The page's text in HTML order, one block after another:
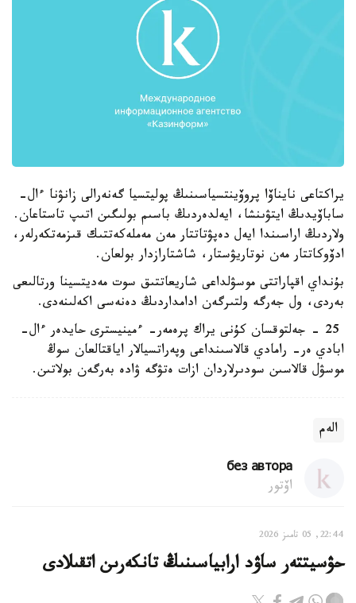
يراكتاعى نايناۆا پروۆينتسياسىنىڭ پوليتسيا گەنەرالى زانۋنا ءال-
ساباۆيدىڭ ايتۋىنشا، ايەلدەردىڭ باسىم بولىگىن اتىپ تاستاعان.
ولاردىڭ اراسىندا ايەل دەپۋتاتتار مەن مەملەكەتتىك قىزمەتكەرلەر،
ادۆوكاتتار مەن نوتاريۋستار، شاشتارازدار بولعان.
بۇنداي اقپاراتتى موسۋلداعى شاريعاتتىق سوت مەديتسينا ورتالىعى
بەردى، ول جەرگە ولتىرگەن ادامداردىڭ دەنەسى اكەلىنەدى.
25 - جەلتوقسان كۇنى يراك پرەمەر- ءمينيسترى حايدەر ءال-
ابادي ەر- رامادي قالاسىنداعى وپەراتسيالار اياقتالعان سوڭ
موسۋل قالاسىن سودىرلاردان ازات ەتۋگە ۋادە بەرگەن بولاتىن.
الەم
без автора
اۆتور
22:44, 05 تامىز 2026
حۋسيتتەر ساۋد ارابياسىنىڭ تانكەرىن اتقىلادى